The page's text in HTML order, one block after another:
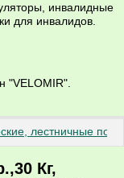
инвалидные
для инвалидов.
"VELOMIR".
лестничные
Кг,